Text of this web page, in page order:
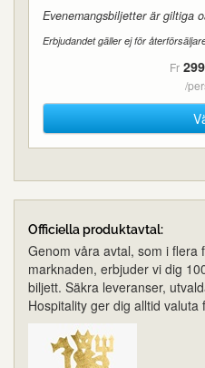
Evenemangsbiljetter är giltiga
Erbjudandet gäller ej för
Fr
/
Officiella produktavtal:
Genom våra avtal, som i flera
marknaden, erbjuder vi dig
biljett. Säkra leveranser,
Hospitality ger dig alltid valuta